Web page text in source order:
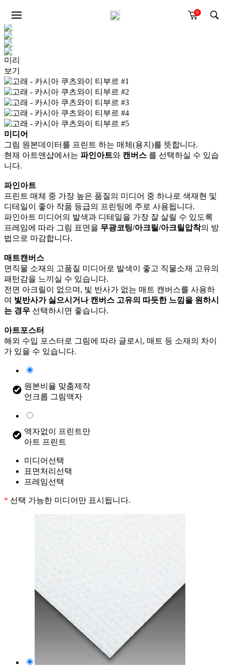
0
미리
보기
미디어
그림 원본데이터를 프린트 하는 매체(용지)를 뜻합니다.
현재 아트앤샵에서는 파인아트와 캔버스 를 선택하실 수 있습
니다.
파인아트
프린트 매체 중 가장 높은 품질의 미디어 중 하나로 색재현 및
디테일이 좋아 작품 등급의 프린팅에 주로 사용됩니다.
파인아트 미디어의 발색과 디테일을 가장 잘 살릴 수 있도록
프레임에 따라 그림 표면을 무광코팅/아크릴/아크릴압착의 방
법으로 마감합니다.
매트캔버스
면직물 소재의 고품질 미디어로 발색이 좋고 직물소재 고유의
패턴감을 느끼실 수 있습니다.
전면 아크릴이 없으며, 빛 반사가 없는 매트 캔버스를 사용하
여 빛반사가 싫으시거나 캔버스 고유의 따듯한 느낌을 원하시
는 경우 선택하시면 좋습니다.
아트포스터
해외 수입 포스터로 그림에 따라 글로시, 매트 등 소재의 차이
가 있을 수 있습니다.
원본비율 맞춤제작
언크롭 그림액자
액자없이 프린트만
아트 프린트
미디어선택
표면처리선택
프레임선택
* 선택 가능한 미디어만 표시됩니다.